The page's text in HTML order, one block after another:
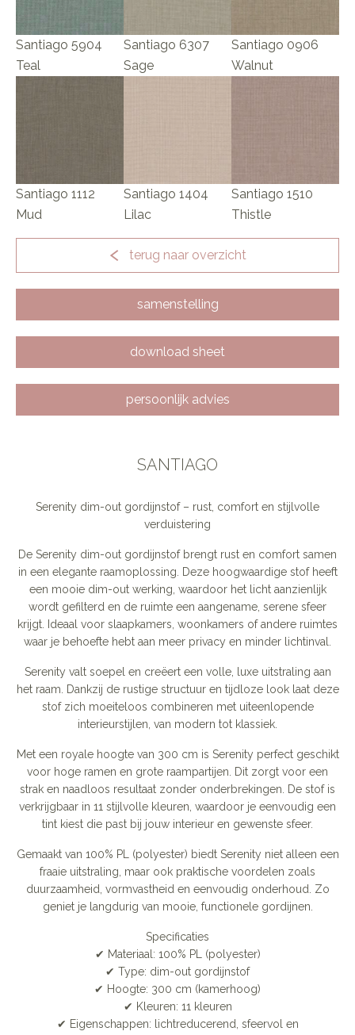
Santiago 5904
Teal
Santiago 6307
Sage
Santiago 0906
Walnut
Santiago 1112
Mud
Santiago 1404
Lilac
Santiago 1510
Thistle
terug naar overzicht
samenstelling
download sheet
persoonlijk advies
SANTIAGO
Serenity dim-out gordijnstof – rust, comfort en stijlvolle
verduistering
De Serenity dim-out gordijnstof brengt rust en comfort samen
in een elegante raamoplossing. Deze hoogwaardige stof heeft
een mooie dim-out werking, waardoor het licht aanzienlijk
wordt gefilterd en de ruimte een aangename, serene sfeer
krijgt. Ideaal voor slaapkamers, woonkamers of andere ruimtes
waar je behoefte hebt aan meer privacy en minder lichtinval.
Serenity valt soepel en creëert een volle, luxe uitstraling aan
het raam. Dankzij de rustige structuur en tijdloze look laat deze
stof zich moeiteloos combineren met uiteenlopende
interieurstijlen, van modern tot klassiek.
Met een royale hoogte van 300 cm is Serenity perfect geschikt
voor hoge ramen en grote raampartijen. Dit zorgt voor een
strak en naadloos resultaat zonder onderbrekingen. De stof is
verkrijgbaar in 11 stijlvolle kleuren, waardoor je eenvoudig een
tint kiest die past bij jouw interieur en gewenste sfeer.
Gemaakt van 100% PL (polyester) biedt Serenity niet alleen een
fraaie uitstraling, maar ook praktische voordelen zoals
duurzaamheid, vormvastheid en eenvoudig onderhoud. Zo
geniet je langdurig van mooie, functionele gordijnen.
Specificaties
✔ Materiaal: 100% PL (polyester)
✔ Type: dim-out gordijnstof
✔ Hoogte: 300 cm (kamerhoog)
✔ Kleuren: 11 kleuren
✔ Eigenschappen: lichtreducerend, sfeervol en